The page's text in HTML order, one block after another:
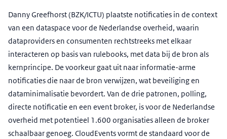
Danny Greefhorst (BZK/ICTU) plaatste notificaties in de context
van een dataspace voor de Nederlandse overheid, waarin
dataproviders en consumenten rechtstreeks met elkaar
interacteren op basis van rulebooks, met data bij de bron als
kernprincipe. De voorkeur gaat uit naar informatie-arme
notificaties die naar de bron verwijzen, wat beveiliging en
dataminimalisatie bevordert. Van de drie patronen, polling,
directe notificatie en een event broker, is voor de Nederlandse
overheid met potentieel 1.600 organisaties alleen de broker
schaalbaar genoeg. CloudEvents vormt de standaard voor de